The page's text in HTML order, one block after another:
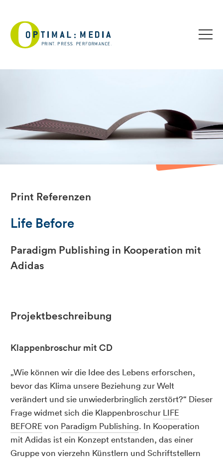
Print Referenzen
Life Before
Paradigm Publishing in Kooperation mit
Adidas
Projektbeschreibung
Klappenbroschur mit CD
„Wie können wir die Idee des Lebens erforschen,
bevor das Klima unsere Beziehung zur Welt
verändert und sie unwiederbringlich zerstört?“ Dieser
Frage widmet sich die Klappenbroschur LIFE
BEFORE von Paradigm Publishing. In Kooperation
mit Adidas ist ein Konzept entstanden, das einer
Gruppe von vierzehn Künstlern und Schriftstellern